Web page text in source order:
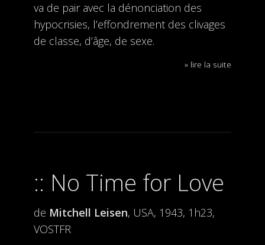
va de pair avec la dénonciation des
hypocrisies, l’effondrement des clivages
de classe, d’âge, de sexe.
» lire la suite
No Time for Love
de Mitchell Leisen, USA, 1943, 1h23,
VOSTFR